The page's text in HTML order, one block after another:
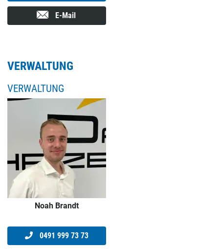
E-Mail
VERWALTUNG
VERWALTUNG
Noah Brandt
0491 999 73 73